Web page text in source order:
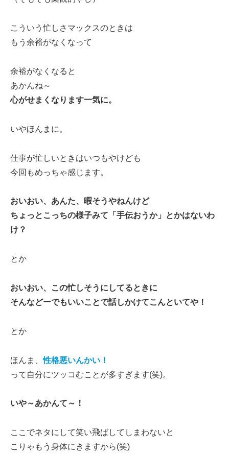
こういう忙しさマックスのときは
もう余裕がなくなって
余裕がなくなると
あかんね～
心がせまくなります一気に。
いやほんまに。
仕事が忙しいときはいつもやけども
今回もめっちゃ感じます。
おいおい、あんた、暇そうやねんけど
ちょっとこっちの様子みて「手伝おうか」とかはないわ
け？
とか
おいおい、この忙しそうにしてるときに
そんなどーでもいいことで話しかけてこんといてや！
とか
ほんま、性格悪いんかい！
って自分にツッコむことが多すぎます(笑)。
いや～あかんて～！
ここでネタにして笑い飛ばしてしまわないと
こりゃもう身体にきますから(笑)